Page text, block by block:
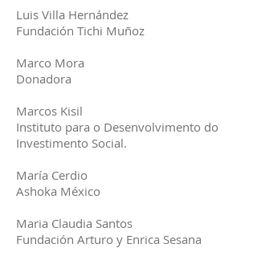
Luis Villa Hernández
Fundación Tichi Muñoz
Marco Mora
Donadora
Marcos Kisil
Instituto para o Desenvolvimento do
Investimento Social.
María Cerdio
Ashoka México
Maria Claudia Santos
Fundación Arturo y Enrica Sesana